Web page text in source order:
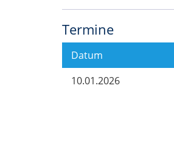
Termine
Datum
10.01.2026